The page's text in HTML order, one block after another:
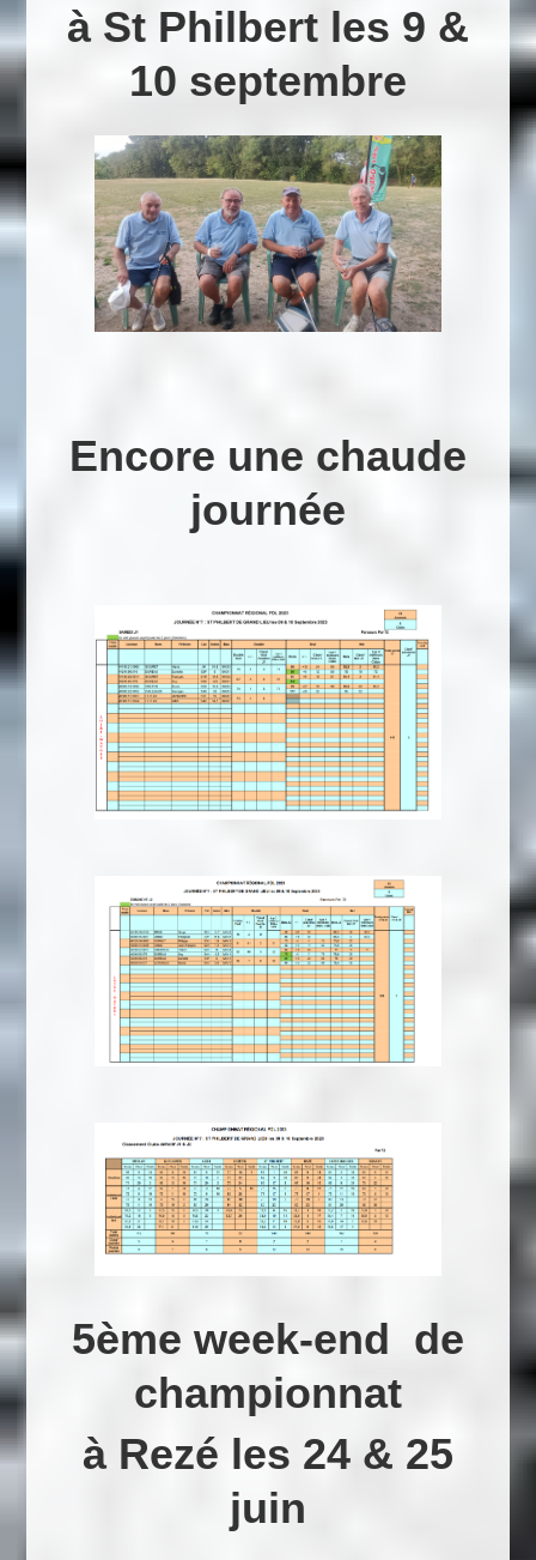
à St Philbert les 9 &
10 septembre
Encore une chaude
journée
5ème week-end de
championnat
à Rezé les 24 & 25
juin